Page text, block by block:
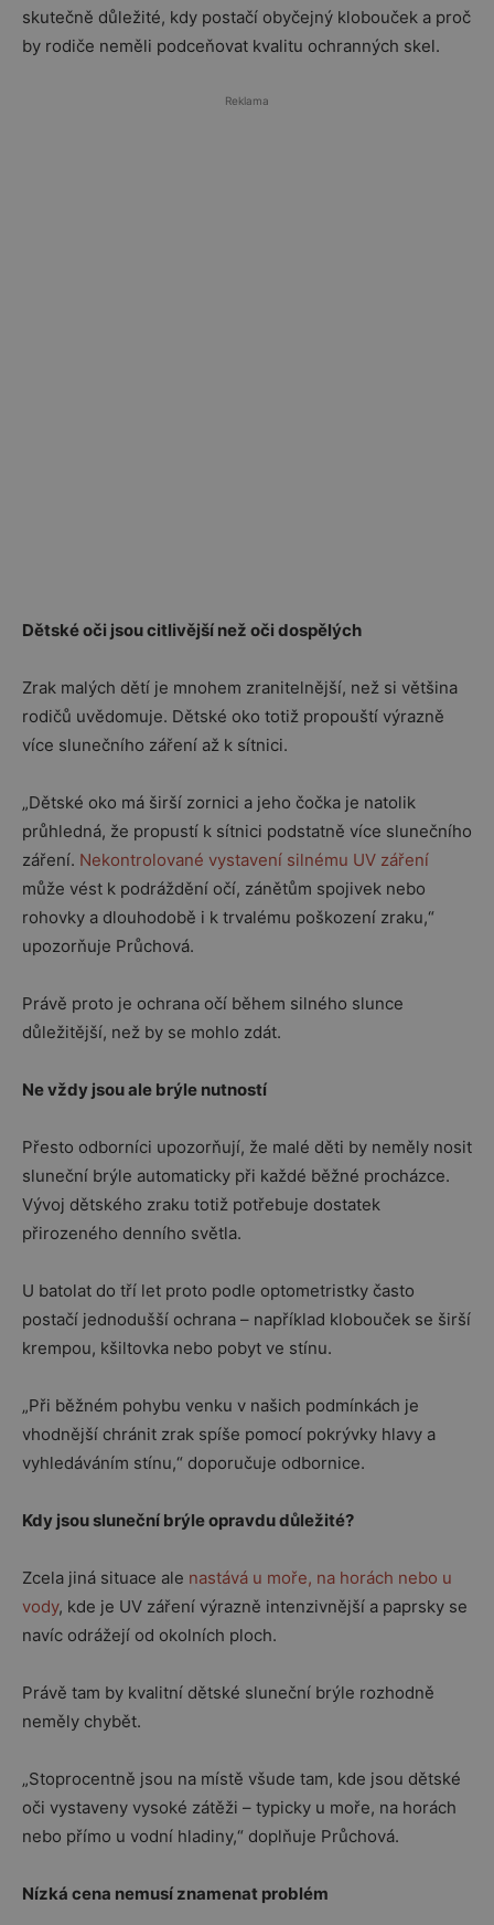
skutečně důležité, kdy postačí obyčejný klobouček a proč
by rodiče neměli podceňovat kvalitu ochranných skel.
Reklama
Dětské oči jsou citlivější než oči dospělých
Zrak malých dětí je mnohem zranitelnější, než si většina
rodičů uvědomuje. Dětské oko totiž propouští výrazně
více slunečního záření až k sítnici.
„Dětské oko má širší zornici a jeho čočka je natolik
průhledná, že propustí k sítnici podstatně více slunečního
záření. Nekontrolované vystavení silnému UV záření
může vést k podráždění očí, zánětům spojivek nebo
rohovky a dlouhodobě i k trvalému poškození zraku,“
upozorňuje Průchová.
Právě proto je ochrana očí během silného slunce
důležitější, než by se mohlo zdát.
Ne vždy jsou ale brýle nutností
Přesto odborníci upozorňují, že malé děti by neměly nosit
sluneční brýle automaticky při každé běžné procházce.
Vývoj dětského zraku totiž potřebuje dostatek
přirozeného denního světla.
U batolat do tří let proto podle optometristky často
postačí jednodušší ochrana – například klobouček se širší
krempou, kšiltovka nebo pobyt ve stínu.
„Při běžném pohybu venku v našich podmínkách je
vhodnější chránit zrak spíše pomocí pokrývky hlavy a
vyhledáváním stínu,“ doporučuje odbornice.
Kdy jsou sluneční brýle opravdu důležité?
Zcela jiná situace ale nastává u moře, na horách nebo u
vody, kde je UV záření výrazně intenzivnější a paprsky se
navíc odrážejí od okolních ploch.
Právě tam by kvalitní dětské sluneční brýle rozhodně
neměly chybět.
„Stoprocentně jsou na místě všude tam, kde jsou dětské
oči vystaveny vysoké zátěži – typicky u moře, na horách
nebo přímo u vodní hladiny,“ doplňuje Průchová.
Nízká cena nemusí znamenat problém